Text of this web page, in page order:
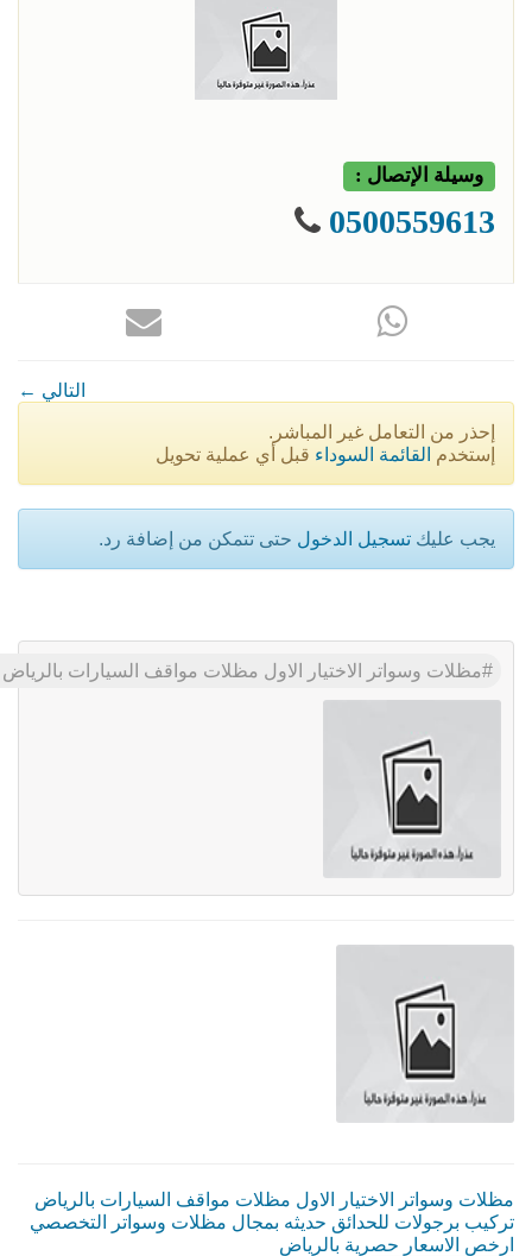
وسيلة الإتصال :
0500559613
← التالي
إحذر من التعامل غير المباشر.
إستخدم القائمة السوداء قبل أي عملية تحويل
يجب عليك تسجيل الدخول حتى تتمكن من إضافة رد.
مظلات وسواتر الاختيار الاول مظلات مواقف السيارات
مظلات وسواتر الاختيار الاول مظلات مواقف السيارات بالرياض
تركيب برجولات للحدائق حديثه بمجال مظلات وسواتر التخصصي
ارخص الاسعار حصرية بالرياض